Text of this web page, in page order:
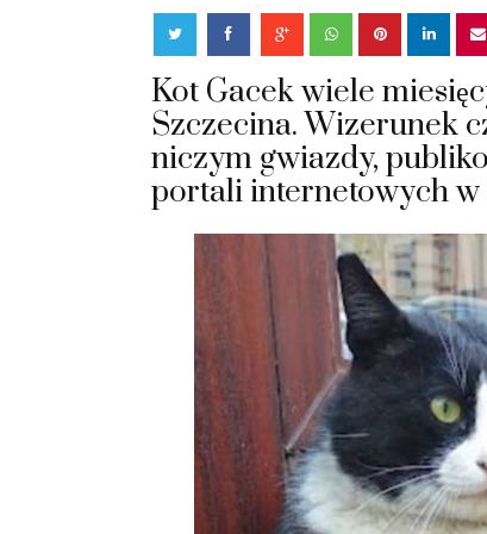
Kot Gacek wiele
Szczecina. Wizerunek
niczym gwiazdy,
portali internetowych w